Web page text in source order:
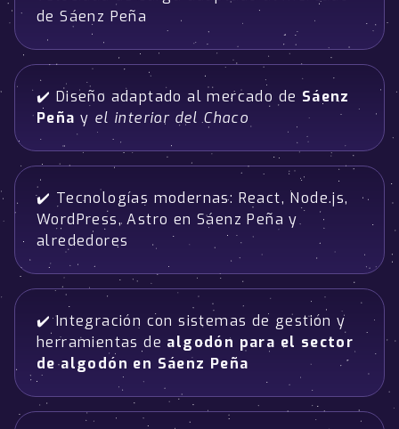
de Sáenz Peña
✔️ Diseño adaptado al mercado de Sáenz
Peña y el interior del Chaco
✔️ Tecnologías modernas: React, Node.js,
WordPress, Astro en Sáenz Peña y
alrededores
✔️ Integración con sistemas de gestión y
herramientas de algodón para el sector
de algodón en Sáenz Peña